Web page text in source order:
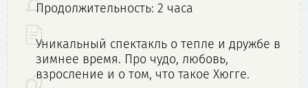
Продолжительность: 2 часа
Уникальный спектакль о тепле и дружбе в
зимнее время. Про чудо, любовь,
взросление и о том, что такое Хюгге.